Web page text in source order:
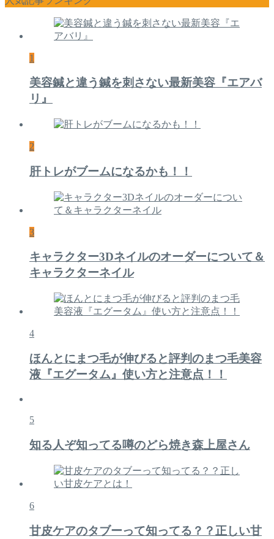
1
美容鍼と違う鍼を刺さない最新美容『エアバ
リ』
2
肝トレがブームになるかも！！
3
キャラクター3Dネイルのオーダーについて＆
キャラクターネイル
4
ほんとにまつ毛が伸びると評判のまつ毛美容
液『エグータム』使い方と注意点！！
5
知る人ぞ知ってる噂のどら焼き森上屋さん
6
甘皮ケアのタブーって知ってる？？正しい甘